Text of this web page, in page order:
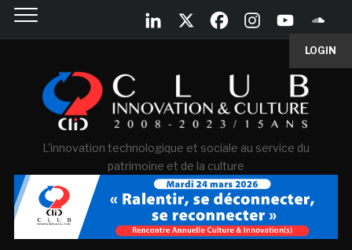
LOGIN
L'innovation technologique et sociale au service du
patrimoine et de la culture